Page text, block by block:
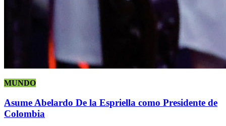
MUNDO
Asume Abelardo De la Espriella como Presidente de
Colombia